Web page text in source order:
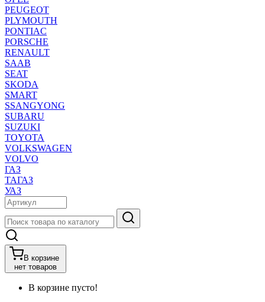
PEUGEOT
PLYMOUTH
PONTIAC
PORSCHE
RENAULT
SAAB
SEAT
SKODA
SMART
SSANGYONG
SUBARU
SUZUKI
TOYOTA
VOLKSWAGEN
VOLVO
ГАЗ
ТАГАЗ
УАЗ
В корзине
нет товаров
В корзине пусто!